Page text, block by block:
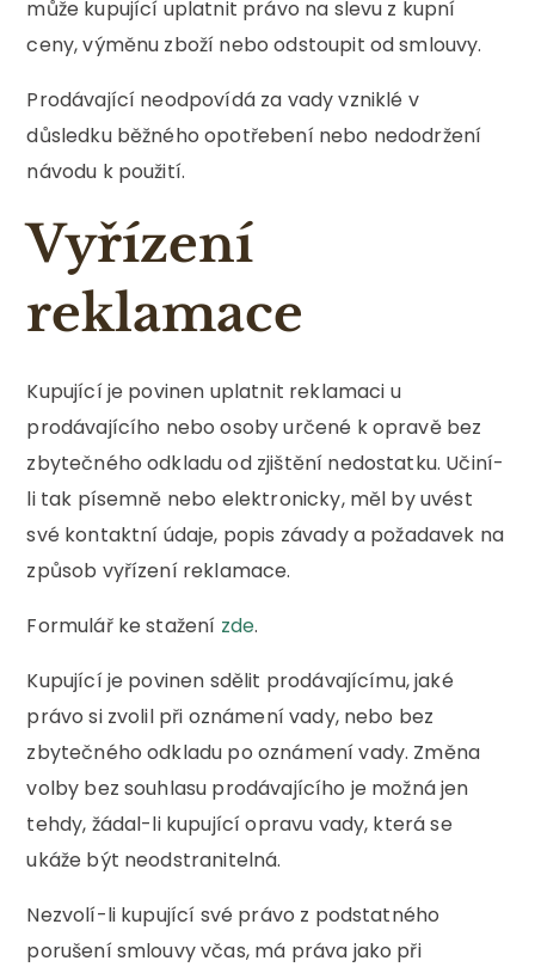
může kupující uplatnit právo na slevu z kupní
ceny, výměnu zboží nebo odstoupit od smlouvy.
Prodávající neodpovídá za vady vzniklé v
důsledku běžného opotřebení nebo nedodržení
návodu k použití.
Vyřízení
reklamace
Kupující je povinen uplatnit reklamaci u
prodávajícího nebo osoby určené k opravě bez
zbytečného odkladu od zjištění nedostatku. Učiní-
li tak písemně nebo elektronicky, měl by uvést
své kontaktní údaje, popis závady a požadavek na
způsob vyřízení reklamace.
Formulář ke stažení zde.
Kupující je povinen sdělit prodávajícímu, jaké
právo si zvolil při oznámení vady, nebo bez
zbytečného odkladu po oznámení vady. Změna
volby bez souhlasu prodávajícího je možná jen
tehdy, žádal-li kupující opravu vady, která se
ukáže být neodstranitelná.
Nezvolí-li kupující své právo z podstatného
porušení smlouvy včas, má práva jako při